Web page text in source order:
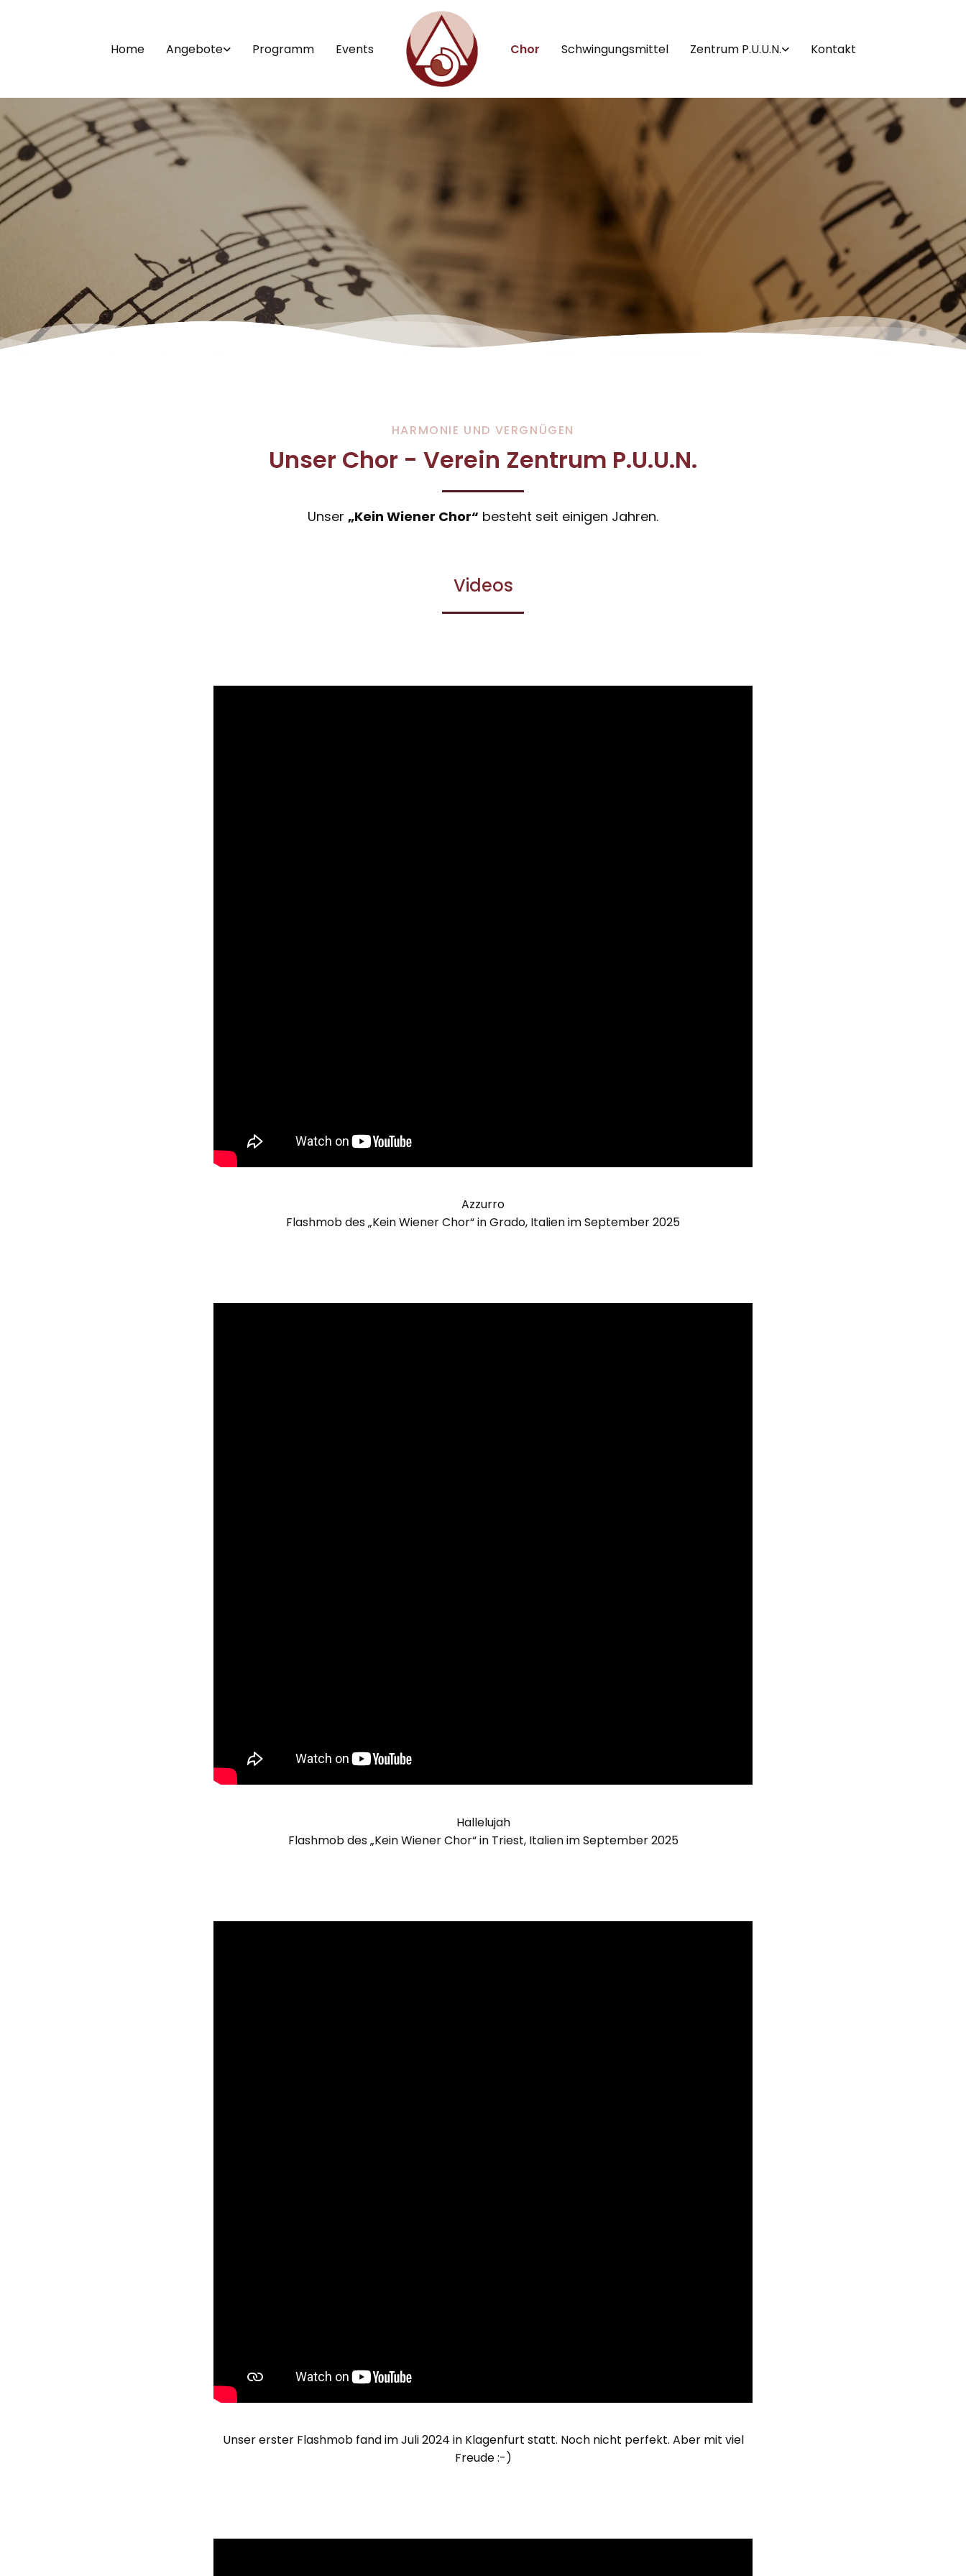
Home Angebote Programm Events Chor Schwingungsmittel Zentrum P.U.U.N. Kontakt
HARMONIE UND VERGNÜGEN
Unser Chor - Verein Zentrum P.U.U.N.
Unser „Kein Wiener Chor“ besteht seit einigen Jahren.
Videos
Azzurro
Flashmob des „Kein Wiener Chor“ in Grado, Italien im September 2025
Hallelujah
Flashmob des „Kein Wiener Chor“ in Triest, Italien im September 2025
Unser erster Flashmob fand im Juli 2024 in Klagenfurt statt. Noch nicht perfekt. Aber mit viel
Freude :-)